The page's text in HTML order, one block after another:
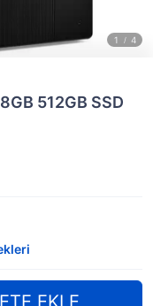
512GB SSD